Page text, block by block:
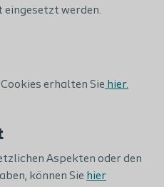
werden.
erhalten Sie hier.
Aspekten oder den
können Sie hier